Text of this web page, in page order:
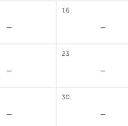
16
-
-
23
-
-
30
-
-